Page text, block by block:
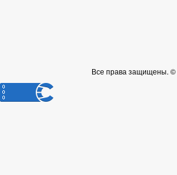
Все права защищены. ©